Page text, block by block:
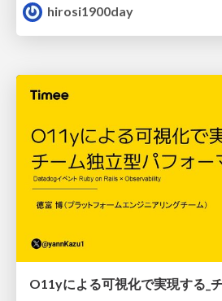
hirosi1900day